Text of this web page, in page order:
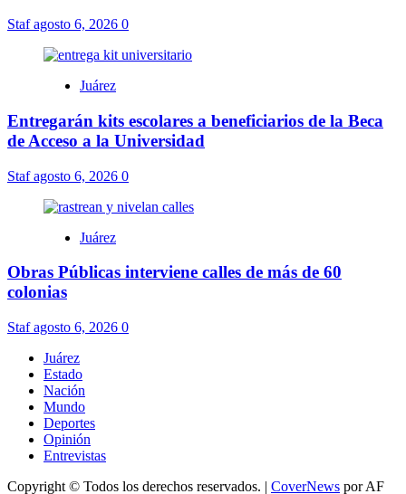
Stafagosto 6, 2026 0
Juárez
Entregarán kits escolares a beneficiarios de la Beca
de Acceso a la Universidad
Stafagosto 6, 2026 0
Juárez
Obras Públicas interviene calles de más de 60
colonias
Stafagosto 6, 2026 0
Juárez
Estado
Nación
Mundo
Deportes
Opinión
Entrevistas
Copyright © Todos los derechos reservados. | CoverNews por AF